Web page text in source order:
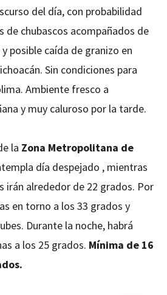
del día, con probabilidad
de chubascos acompañados de
posible caída de granizo en
Sin condiciones para
Ambiente fresco a
y muy caluroso por la tarde.
la Zona Metropolitana de
día despejado , mientras
irán alrededor de 22 grados. Por
en torno a los 33 grados y
Durante la noche, habrá
a los 25 grados. Mínima de 16